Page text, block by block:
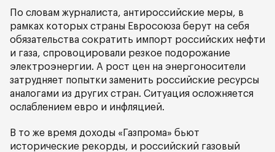
По словам журналиста, антироссийские меры, в
рамках которых страны Евросоюза берут на себя
обязательства сократить импорт российских нефти
и газа, спровоцировали резкое подорожание
электроэнергии. А рост цен на энергоносители
затрудняет попытки заменить российские ресурсы
аналогами из других стран. Ситуация осложняется
ослаблением евро и инфляцией.
В то же время доходы «Газпрома» бьют
исторические рекорды, и российский газовый